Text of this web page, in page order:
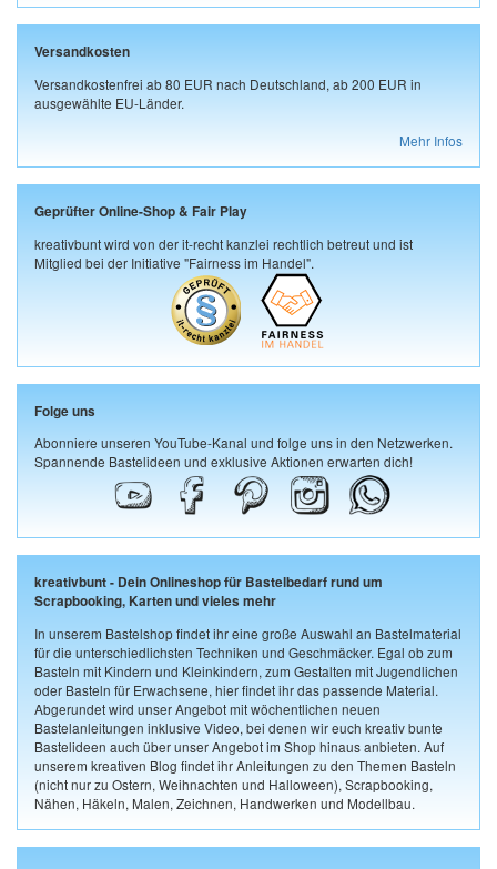
Versandkosten
Versandkostenfrei ab 80 EUR nach Deutschland, ab 200 EUR in
ausgewählte EU-Länder.
Mehr Infos
Geprüfter Online-Shop & Fair Play
kreativbunt wird von der it-recht kanzlei rechtlich betreut und ist
Mitglied bei der Initiative "Fairness im Handel".
Folge uns
Abonniere unseren YouTube-Kanal und folge uns in den Netzwerken.
Spannende Bastelideen und exklusive Aktionen erwarten dich!
kreativbunt - Dein Onlineshop für Bastelbedarf rund um
Scrapbooking, Karten und vieles mehr
In unserem Bastelshop findet ihr eine große Auswahl an Bastelmaterial
für die unterschiedlichsten Techniken und Geschmäcker. Egal ob zum
Basteln mit Kindern und Kleinkindern, zum Gestalten mit Jugendlichen
oder Basteln für Erwachsene, hier findet ihr das passende Material.
Abgerundet wird unser Angebot mit wöchentlichen neuen
Bastelanleitungen inklusive Video, bei denen wir euch kreativ bunte
Bastelideen auch über unser Angebot im Shop hinaus anbieten. Auf
unserem kreativen Blog findet ihr Anleitungen zu den Themen Basteln
(nicht nur zu Ostern, Weihnachten und Halloween), Scrapbooking,
Nähen, Häkeln, Malen, Zeichnen, Handwerken und Modellbau.